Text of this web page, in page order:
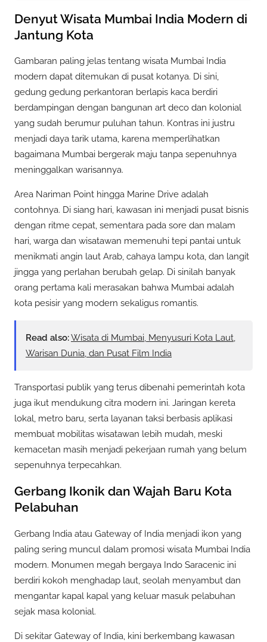
Denyut Wisata Mumbai India Modern di
Jantung Kota
Gambaran paling jelas tentang wisata Mumbai India
modern dapat ditemukan di pusat kotanya. Di sini,
gedung gedung perkantoran berlapis kaca berdiri
berdampingan dengan bangunan art deco dan kolonial
yang sudah berumur puluhan tahun. Kontras ini justru
menjadi daya tarik utama, karena memperlihatkan
bagaimana Mumbai bergerak maju tanpa sepenuhnya
meninggalkan warisannya.
Area Nariman Point hingga Marine Drive adalah
contohnya. Di siang hari, kawasan ini menjadi pusat bisnis
dengan ritme cepat, sementara pada sore dan malam
hari, warga dan wisatawan memenuhi tepi pantai untuk
menikmati angin laut Arab, cahaya lampu kota, dan langit
jingga yang perlahan berubah gelap. Di sinilah banyak
orang pertama kali merasakan bahwa Mumbai adalah
kota pesisir yang modern sekaligus romantis.
Read also:Wisata di Mumbai, Menyusuri Kota Laut,
Warisan Dunia, dan Pusat Film India
Transportasi publik yang terus dibenahi pemerintah kota
juga ikut mendukung citra modern ini. Jaringan kereta
lokal, metro baru, serta layanan taksi berbasis aplikasi
membuat mobilitas wisatawan lebih mudah, meski
kemacetan masih menjadi pekerjaan rumah yang belum
sepenuhnya terpecahkan.
Gerbang Ikonik dan Wajah Baru Kota
Pelabuhan
Gerbang India atau Gateway of India menjadi ikon yang
paling sering muncul dalam promosi wisata Mumbai India
modern. Monumen megah bergaya Indo Saracenic ini
berdiri kokoh menghadap laut, seolah menyambut dan
mengantar kapal kapal yang keluar masuk pelabuhan
sejak masa kolonial.
Di sekitar Gateway of India, kini berkembang kawasan